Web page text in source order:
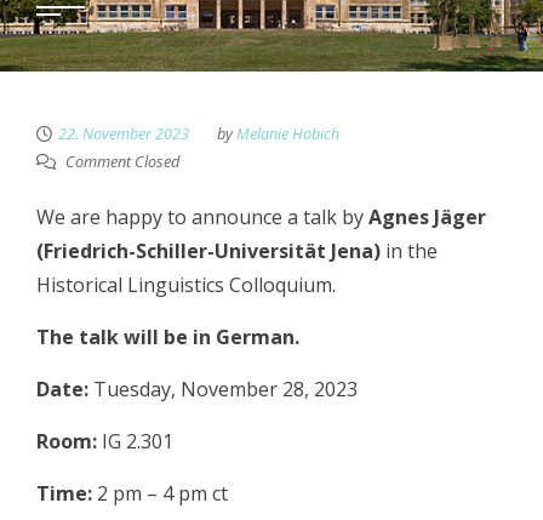
22. November 2023 byMelanie Hobich
Comment Closed
We are happy to announce a talk byAgnes Jäger
(Friedrich-Schiller-Universität Jena) in the
Historical Linguistics Colloquium.
The talk will be in German.
Date: Tuesday, November 28, 2023
Room: IG 2.301
Time: 2 pm – 4 pm ct